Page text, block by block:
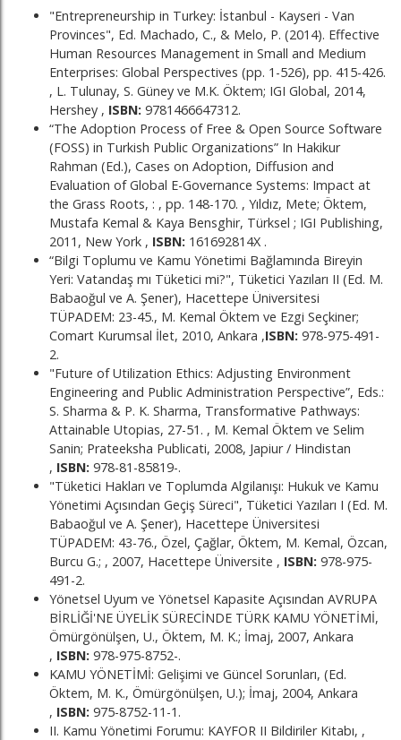
"Entrepreneurship in Turkey: İstanbul - Kayseri - Van
Provinces", Ed. Machado, C., & Melo, P. (2014). Effective
Human Resources Management in Small and Medium
Enterprises: Global Perspectives (pp. 1-526), pp. 415-426.
, L. Tulunay, S. Güney ve M.K. Öktem; IGI Global, 2014,
Hershey , ISBN: 9781466647312.
“The Adoption Process of Free & Open Source Software
(FOSS) in Turkish Public Organizations” In Hakikur
Rahman (Ed.), Cases on Adoption, Diffusion and
Evaluation of Global E-Governance Systems: Impact at
the Grass Roots, : , pp. 148-170. , Yıldız, Mete; Öktem,
Mustafa Kemal & Kaya Bensghir, Türksel ; IGI Publishing,
2011, New York , ISBN: 161692814X .
“Bilgi Toplumu ve Kamu Yönetimi Bağlamında Bireyin
Yeri: Vatandaş mı Tüketici mi?", Tüketici Yazıları II (Ed. M.
Babaoğul ve A. Şener), Hacettepe Üniversitesi
TÜPADEM: 23-45., M. Kemal Öktem ve Ezgi Seçkiner;
Comart Kurumsal İlet, 2010, Ankara ,ISBN: 978-975-491-
2.
"Future of Utilization Ethics: Adjusting Environment
Engineering and Public Administration Perspective”, Eds.:
S. Sharma & P. K. Sharma, Transformative Pathways:
Attainable Utopias, 27-51. , M. Kemal Öktem ve Selim
Sanin; Prateeksha Publicati, 2008, Japiur / Hindistan
, ISBN: 978-81-85819-.
"Tüketici Hakları ve Toplumda Algilanışı: Hukuk ve Kamu
Yönetimi Açısından Geçiş Süreci", Tüketici Yazıları I (Ed. M.
Babaoğul ve A. Şener), Hacettepe Üniversitesi
TÜPADEM: 43-76., Özel, Çağlar, Öktem, M. Kemal, Özcan,
Burcu G.; , 2007, Hacettepe Üniversite , ISBN: 978-975-
491-2.
Yönetsel Uyum ve Yönetsel Kapasite Açısından AVRUPA
BİRLİĞİ'NE ÜYELİK SÜRECİNDE TÜRK KAMU YÖNETİMİ,
Ömürgönülşen, U., Öktem, M. K.; İmaj, 2007, Ankara
, ISBN: 978-975-8752-.
KAMU YÖNETİMİ: Gelişimi ve Güncel Sorunları, (Ed.
Öktem, M. K., Ömürgönülşen, U.); İmaj, 2004, Ankara
, ISBN: 975-8752-11-1.
II. Kamu Yönetimi Forumu: KAYFOR II Bildiriler Kitabı, ,